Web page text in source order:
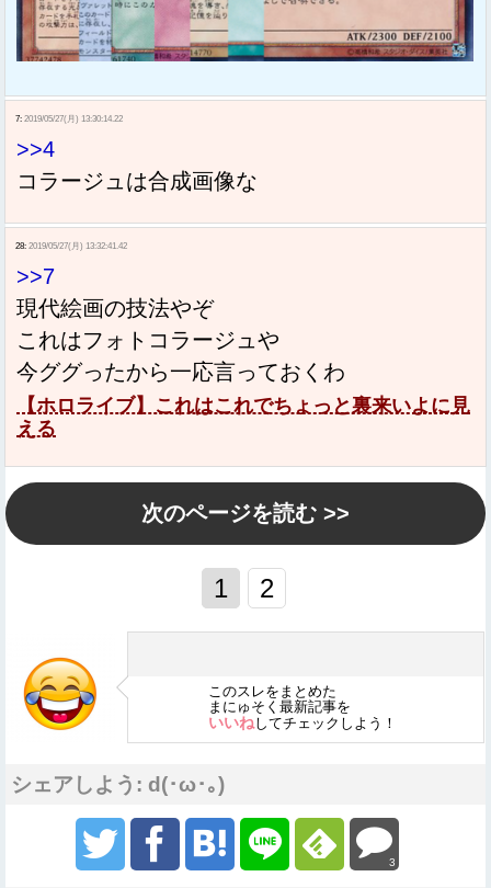
7: 2019/05/27(月) 13:30:14.22
>>4
コラージュは合成画像な
28: 2019/05/27(月) 13:32:41.42
>>7
現代絵画の技法やぞ
これはフォトコラージュや
今ググったから一応言っておくわ
【ホロライブ】これはこれでちょっと裏来いよに見
える
次のページを読む >>
1 2
このスレをまとめた
まにゅそく最新記事を
いいねしてチェックしよう！
シェアしよう: d(･ω･｡)
3